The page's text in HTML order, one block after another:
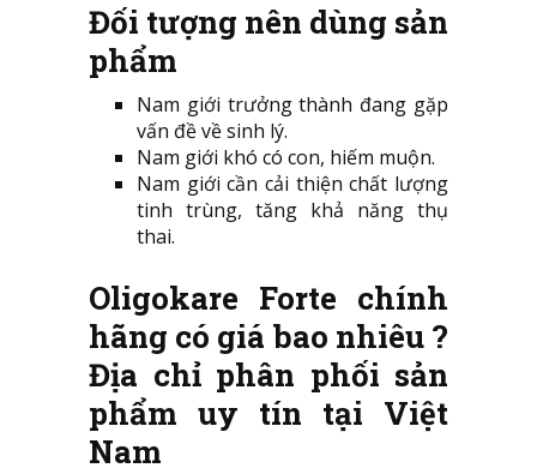
Đối tượng nên dùng sản
phẩm
Nam giới trưởng thành đang gặp
vấn đề về sinh lý.
Nam giới khó có con, hiếm muộn.
Nam giới cần cải thiện chất lượng
tinh trùng, tăng khả năng thụ
thai.
Oligokare Forte chính
hãng có giá bao nhiêu ?
Địa chỉ phân phối sản
phẩm uy tín tại Việt
Nam